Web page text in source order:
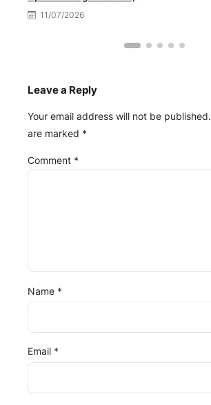
11/07/2026
Leave a Reply
Your email address will not be published.
are marked *
Comment *
Name *
Email *